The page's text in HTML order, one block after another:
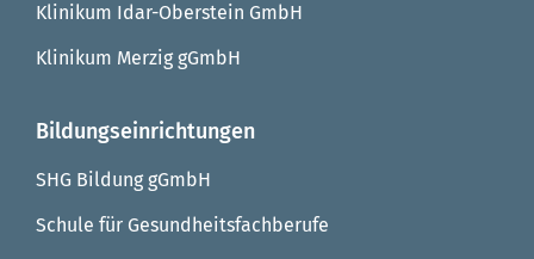
Klinikum Idar-Oberstein GmbH
Klinikum Merzig gGmbH
Bildungseinrichtungen
SHG Bildung gGmbH
Schule für Gesundheitsfachberufe